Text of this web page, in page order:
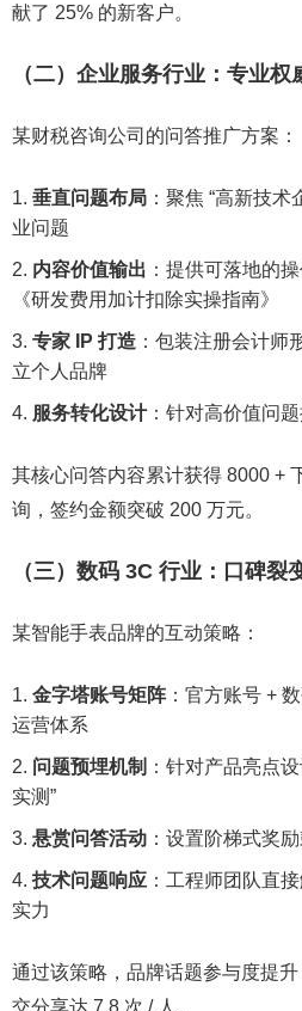
献了 25% 的新客户。
（二）企业服务行业：专业权
某财税咨询公司的问答推广方案：
垂直问题布局 ：聚焦 “高新技术
业问题
内容价值输出 ：提供可落地的
《研发费用加计扣除实操指南》
专家 IP 打造 ：包装注册会计师
立个人品牌
服务转化设计：针对高价值问题
其核心问答内容累计获得 8000 +
询，签约金额突破 200 万元。
（三）数码 3C 行业：口碑裂
某智能手表品牌的互动策略：
金字塔账号矩阵：官方账号 +
运营体系
问题预埋机制 ：针对产品亮点
实测”
悬赏问答活动 ：设置阶梯式奖
技术问题响应 ：工程师团队直
实力
通过该策略，品牌话题参与度提
交分享达 7.8 次 / 人。